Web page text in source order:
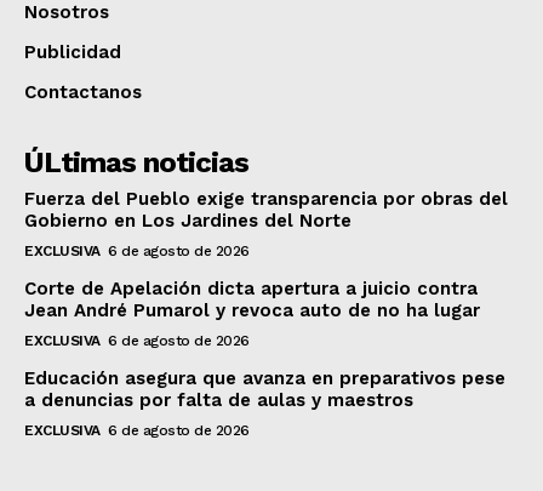
Nosotros
Publicidad
Contactanos
ÚLtimas noticias
Fuerza del Pueblo exige transparencia por obras del
Gobierno en Los Jardines del Norte
EXCLUSIVA 6 de agosto de 2026
Corte de Apelación dicta apertura a juicio contra
Jean André Pumarol y revoca auto de no ha lugar
EXCLUSIVA 6 de agosto de 2026
Educación asegura que avanza en preparativos pese
a denuncias por falta de aulas y maestros
EXCLUSIVA 6 de agosto de 2026